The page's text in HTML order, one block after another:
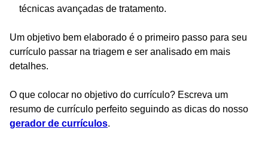
técnicas avançadas de tratamento.
Um objetivo bem elaborado é o primeiro passo para seu
currículo passar na triagem e ser analisado em mais
detalhes.
O que colocar no objetivo do currículo? Escreva um
resumo de currículo perfeito seguindo as dicas do nosso
gerador de currículos.